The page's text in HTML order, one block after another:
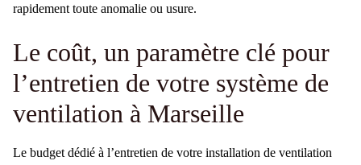
rapidement toute anomalie ou usure.
Le coût, un paramètre clé pour
l’entretien de votre système de
ventilation à Marseille
Le budget dédié à l’entretien de votre installation de ventilation